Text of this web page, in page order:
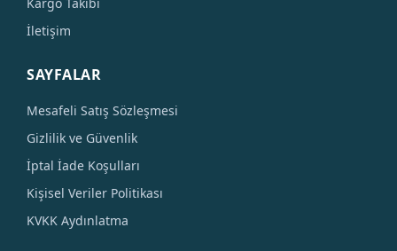
İletişim
SAYFALAR
Mesafeli Satış Sözleşmesi
Gizlilik ve Güvenlik
İptal İade Koşulları
Kişisel Veriler Politikası
KVKK Aydınlatma